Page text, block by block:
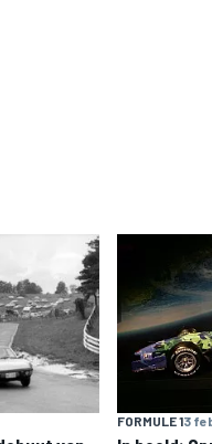
FORMULE 13